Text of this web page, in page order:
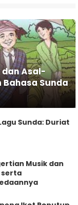
dan Asal-
Sunda
Sunda: Duriat
Musik dan
serta